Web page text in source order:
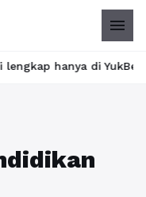
menu
hanya di